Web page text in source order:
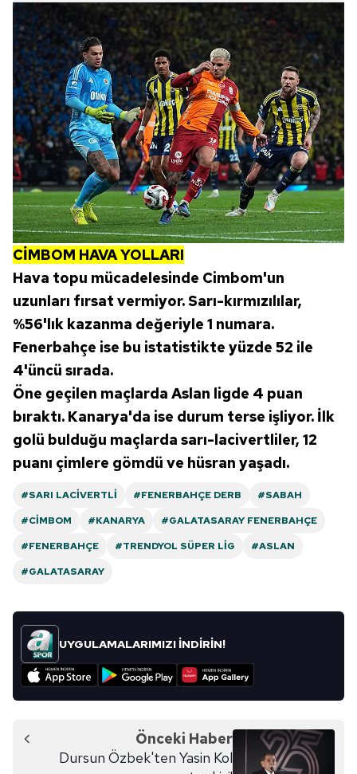
CİMBOM HAVA YOLLARI
Hava topu mücadelesinde Cimbom'un
uzunları fırsat vermiyor. Sarı-kırmızılılar,
%56'lık kazanma değeriyle 1 numara.
Fenerbahçe ise bu istatistikte yüzde 52 ile
4'üncü sırada.
Öne geçilen maçlarda Aslan ligde 4 puan
bıraktı. Kanarya'da ise durum terse işliyor. İlk
golü bulduğu maçlarda sarı-lacivertliler, 12
puanı çimlere gömdü ve hüsran yaşadı.
#SARI LACIVERTLI #FENERBAHÇE DERB
#SABAH
#CIMBOM
#KANARYA
#GALATASARAY FENERBAHÇE
#FENERBAHÇE
#TRENDYOL SÜPER LIG
#ASLAN
#GALATASARAY
UYGULAMALARIMIZI İNDİRİN!
Önceki Haber
Dursun Özbek'ten Yasin Kol